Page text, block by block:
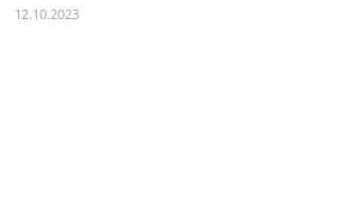
12.10.2023